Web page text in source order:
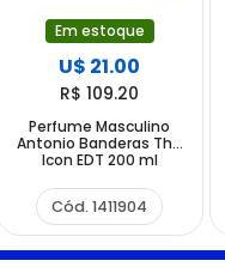
Em estoque
U$ 21.00
R$ 109.20
Perfume Masculino
Antonio Banderas The
Icon EDT 200 ml
Cód. 1411904